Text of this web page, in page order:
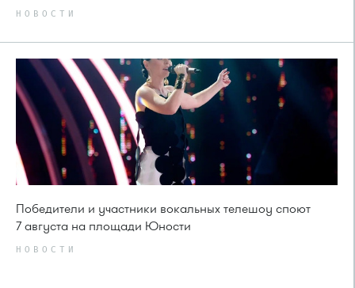
НОВОСТИ
Победители и участники вокальных телешоу споют
7 августа на площади Юности
НОВОСТИ